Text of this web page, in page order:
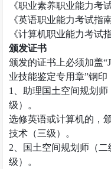
《职业素养职业能力考
《英语职业能力考试指
《计算机职业能力考试
颁发证书
颁发的证书上必须加盖
业技能鉴定专用章”钢印
1
、助理国土空间规划
级）。
选修英语或计算机的，
技术（三级）。
2 、国土空间规划师（
级）。